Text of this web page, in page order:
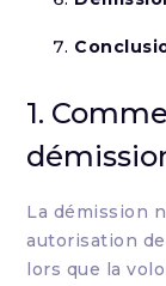
1.
La démission
autorisation de
lors que la